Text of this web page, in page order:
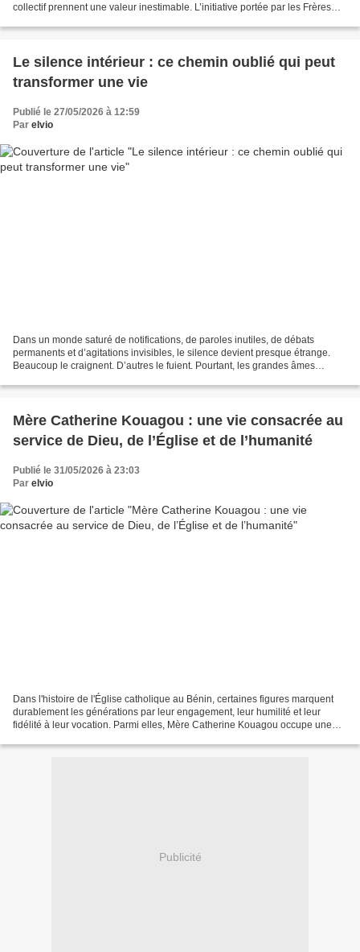
collectif prennent une valeur inestimable. L’initiative portée par les Frères
Le silence intérieur : ce chemin oublié qui peut
transformer une vie
Publié le 27/05/2026 à 12:59
Par elvio
Dans un monde saturé de notifications, de paroles inutiles, de débats
permanents et d’agitations invisibles, le silence devient presque étrange.
Beaucoup le craignent. D’autres le fuient. Pourtant, les grandes âmes
Mère Catherine Kouagou : une vie consacrée au
service de Dieu, de l’Église et de l’humanité
Publié le 31/05/2026 à 23:03
Par elvio
Dans l'histoire de l'Église catholique au Bénin, certaines figures marquent
durablement les générations par leur engagement, leur humilité et leur
fidélité à leur vocation. Parmi elles, Mère Catherine Kouagou occupe une
Publicité